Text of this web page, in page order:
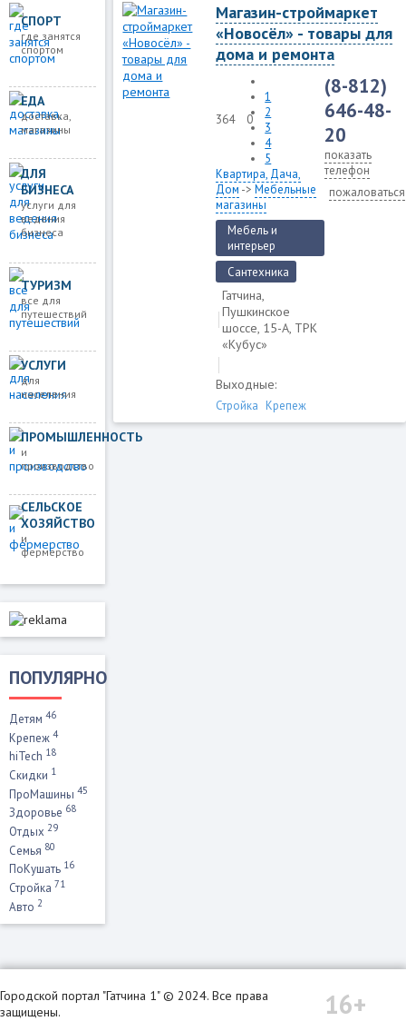
СПОРТ
где занятся
спортом
ЕДА
доставка,
магазины
ДЛЯ
БИЗНЕСА
услуги для
ведения
бизнеса
ТУРИЗМ
все для
путешествий
УСЛУГИ
для
населения
ПРОМЫШЛЕННОСТЬ
и
производство
СЕЛЬСКОЕ
ХОЗЯЙСТВО
и
фермерство
ПОПУЛЯРНО
Детям 46
Крепеж 4
hiTech 18
Скидки 1
ПроМашины 45
Здоровье 68
Отдых 29
Семья 80
ПоКушать 16
Стройка 71
Авто 2
Магазин-строймаркет
«Новосёл» - товары для
дома и ремонта
364 0
1
2
3
4
5
Квартира, Дача,
Дом ->Мебельные
магазины
Мебель и
интерьер
Сантехника
Гатчина,
Пушкинское
шоссе, 15-А, ТРК
«Кубус»
Выходные:
Стройка Крепеж
(8-812)
646-48-
20
показать
телефон
пожаловаться
Городской портал "Гатчина 1" © 2024. Все права
защищены.
16+